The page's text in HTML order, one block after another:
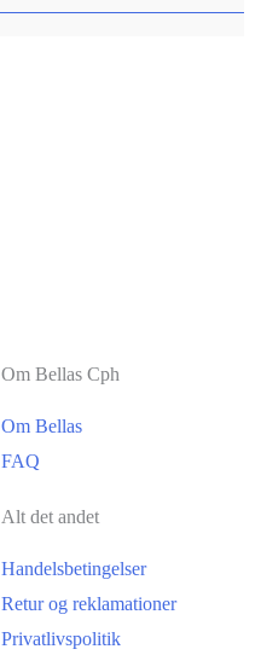
Om Bellas Cph
Om Bellas
FAQ
Alt det andet
Handelsbetingelser
Retur og reklamationer
Privatlivspolitik